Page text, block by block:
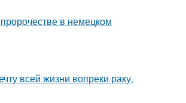
в немецком
всей жизни вопреки раку.